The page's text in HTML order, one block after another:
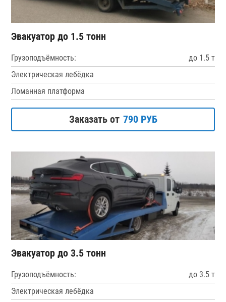
Эвакуатор до 1.5 тонн
Грузоподъёмность:
до 1.5 т
Электрическая лебёдка
Ломанная платформа
Заказать от 790 РУБ
Эвакуатор до 3.5 тонн
Грузоподъёмность:
до 3.5 т
Электрическая лебёдка